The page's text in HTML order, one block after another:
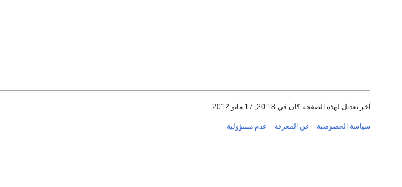
آخر تعديل لهذه الصفحة كان في 20:18, 17 مايو 2012.
سياسة الخصوصية عن المعرفة عدم مسؤولية